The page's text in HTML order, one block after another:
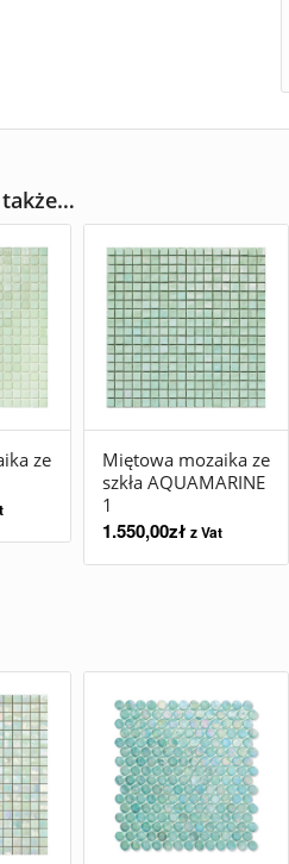
ze
Miętowa mozaika ze
szkła AQUAMARINE
1
1.550,00zł z Vat